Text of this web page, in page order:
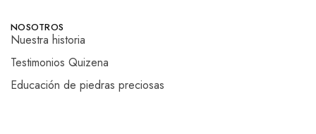
NOSOTROS
Nuestra historia
Testimonios Quizena
Educación de piedras preciosas